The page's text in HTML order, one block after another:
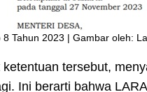
Tahun 2023 | Gambar oleh:
ketentuan tersebut,
Ini berarti bahwa